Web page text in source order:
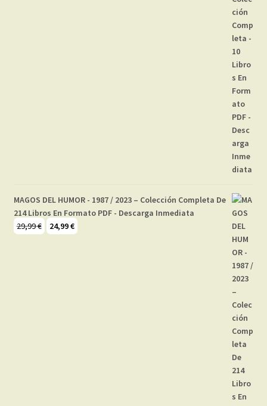
MAGOS DEL HUMOR - 1987 / 2023 – Colección Completa De
214 Libros En Formato PDF - Descarga Inmediata
29,99€
El24,99€